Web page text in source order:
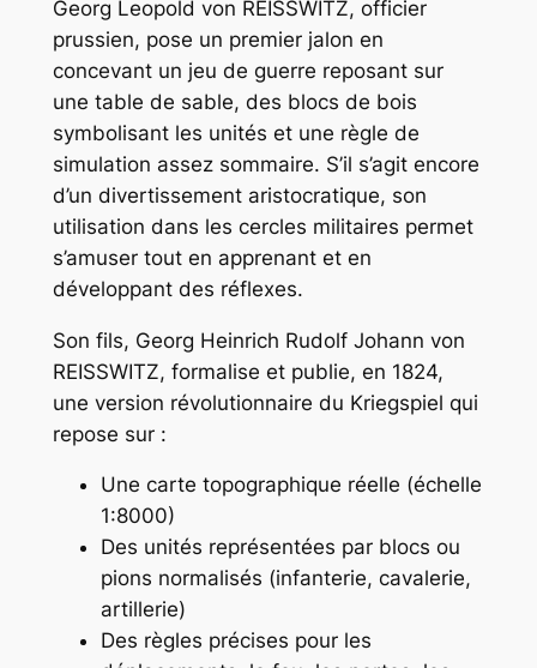
Georg Leopold von REISSWITZ, officier
prussien, pose un premier jalon en
concevant un jeu de guerre reposant sur
une table de sable, des blocs de bois
symbolisant les unités et une règle de
simulation assez sommaire. S’il s’agit encore
d’un divertissement aristocratique, son
utilisation dans les cercles militaires permet
s’amuser tout en apprenant et en
développant des réflexes.
Son fils, Georg Heinrich Rudolf Johann von
REISSWITZ, formalise et publie, en 1824,
une version révolutionnaire du Kriegspiel qui
repose sur :
Une carte topographique réelle (échelle
1:8000)
Des unités représentées par blocs ou
pions normalisés (infanterie, cavalerie,
artillerie)
Des règles précises pour les